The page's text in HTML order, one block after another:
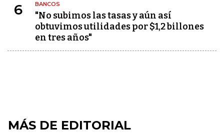
6 BANCOS
"No subimos las tasas y aún así
obtuvimos utilidades por $1,2 billones
en tres años"
MÁS DE EDITORIAL